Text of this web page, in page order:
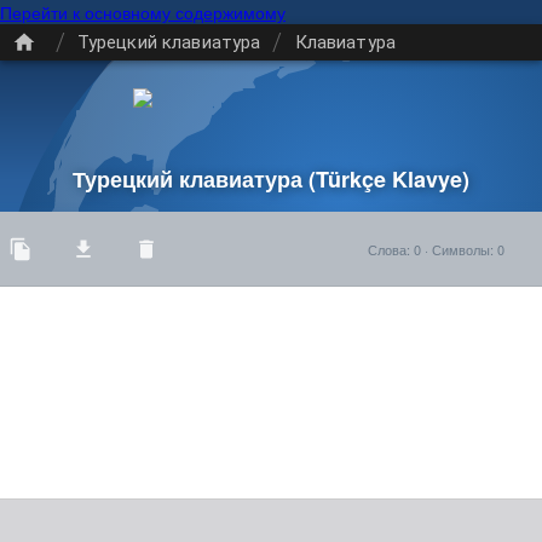
Перейти к основному содержимому
/ Турецкий клавиатура / Клавиатура
Турецкий клавиатура(Türkçe Klavye)
Слова: 0 · Символы: 0